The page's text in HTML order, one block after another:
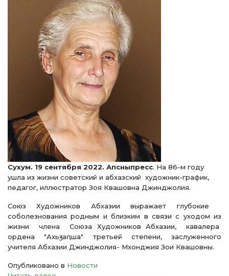
Сухум. 19 сентября 2022. Апсныпресс. На 86-м году
ушла из жизни советский и абхазский художник-график,
педагог, иллюстратор Зоя Квашовна Джинджолия.
Союз Художников Абхазии выражает глубокие
соболезнования родным и близким в связи с уходом из
жизни члена Союза Художников Абхазии, кавалера
ордена "Ахьӡ-аԥша" третьей степени, заслуженного
учителя Абхазии Джинджолия- Мхонджия Зои Квашовны.
Опубликовано в Новости